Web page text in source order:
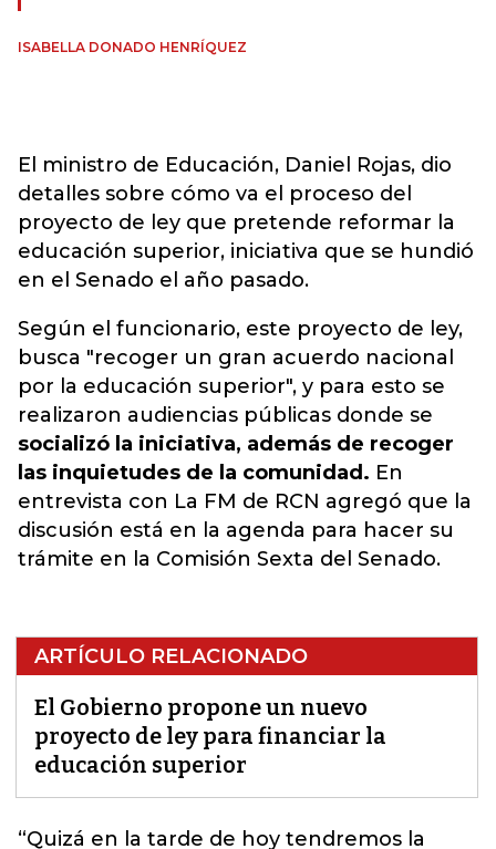
ISABELLA DONADO HENRÍQUEZ
El ministro de Educación, Daniel Rojas, dio
detalles sobre cómo va el proceso del
proyecto de ley que pretende reformar la
educación superior, iniciativa que se hundió
en el Senado el año pasado.
Según el funcionario, este proyecto de ley,
busca "recoger un gran acuerdo nacional
por la educación superior", y para esto se
realizaron audiencias públicas donde se
socializó la iniciativa, además de recoger
las inquietudes de la comunidad. En
entrevista con La FM de RCN agregó que la
discusión está en la agenda para hacer su
trámite en la Comisión Sexta del Senado.
ARTÍCULO RELACIONADO
El Gobierno propone un nuevo
proyecto de ley para financiar la
educación superior
“Quizá en la tarde de hoy tendremos la